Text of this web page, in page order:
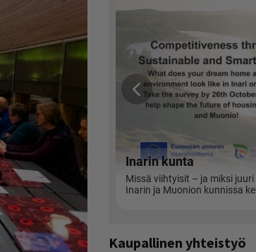
Kaupallinen yhteistyö